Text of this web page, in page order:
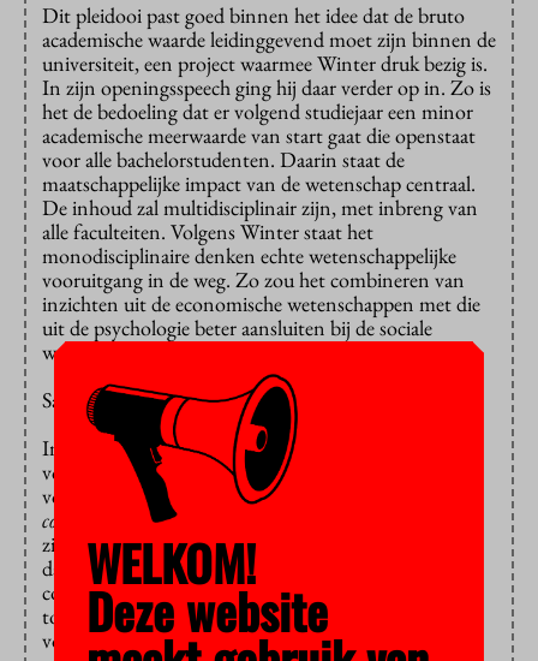
Dit pleidooi past goed binnen het idee dat de bruto
academische waarde leidinggevend moet zijn binnen de
universiteit, een project waarmee Winter druk bezig is.
In zijn openingsspeech ging hij daar verder op in. Zo is
het de bedoeling dat er volgend studiejaar een minor
academische meerwaarde van start gaat die openstaat
voor alle bachelorstudenten. Daarin staat de
maatschappelijke impact van de wetenschap centraal.
De inhoud zal multidisciplinair zijn, met inbreng van
alle faculteiten. Volgens Winter staat het
monodisciplinaire denken echte wetenschappelijke
vooruitgang in de weg. Zo zou het combineren van
inzichten uit de economische wetenschappen met die
uit de psychologie beter aansluiten bij de sociale
werkelijkheid.
Samenleving in
In alle opleidingen aan de VU hoort aandacht te zijn
voor academische, maatschappelijke en professionele
vorming, vindt Winter. Het zogeheten
community learning
zijn. Daarbij gaan studenten, begeleid door docenten,
daadwerkelijk de samenleving in om wat ze in de
collegebanken geleerd hebben aan de praktijk te
toetsen. En dat is in de ogen van Winter een model
voor de hele universiteit die daadwerkelijk
WELKOM!
Deze website